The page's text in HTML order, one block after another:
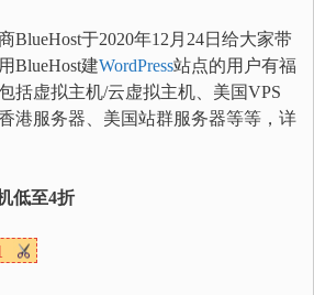
BlueHost于2020年12月24日给大家带
BlueHost建WordPress站点的用户有福
括虚拟主机/云虚拟主机、美国VPS
港服务器、美国站群服务器等等，详
低至4折